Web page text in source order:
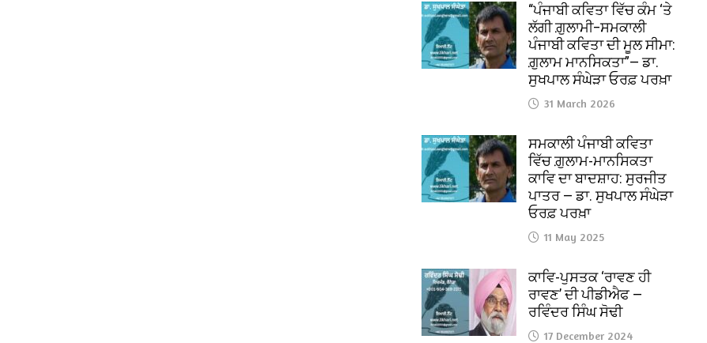
“ਪੰਜਾਬੀ ਕਵਿਤਾ ਵਿੱਚ ਕੰਮ ‘ਤੇ
ਲੱਗੀ ਗ਼ੁਲਾਮੀ–ਸਮਕਾਲੀ
ਪੰਜਾਬੀ ਕਵਿਤਾ ਦੀ ਮੂਲ ਸੀਮਾ:
ਗ਼ੁਲਾਮ ਮਾਨਸਿਕਤਾ”— ਡਾ.
ਸੁਖਪਾਲ ਸੰਘੇੜਾ ਓਰਫ਼ ਪਰਖ਼ਾ
31 March 2026
ਸਮਕਾਲੀ ਪੰਜਾਬੀ ਕਵਿਤਾ
ਵਿੱਚ ਗ਼ੁਲਾਮ-ਮਾਨਸਿਕਤਾ
ਕਾਵਿ ਦਾ ਬਾਦਸ਼ਾਹ: ਸੁਰਜੀਤ
ਪਾਤਰ — ਡਾ. ਸੁਖਪਾਲ ਸੰਘੇੜਾ
ਓਰਫ਼ ਪਰਖ਼ਾ
11 May 2025
ਕਾਵਿ-ਪੁਸਤਕ ‘ਰਾਵਣ ਹੀ
ਰਾਵਣ’ ਦੀ ਪੀਡੀਐਫ —
ਰਵਿੰਦਰ ਸਿੰਘ ਸੋਢੀ
17 December 2024